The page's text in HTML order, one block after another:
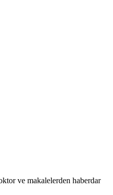
ve makalelerden haberdar